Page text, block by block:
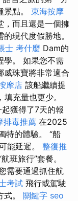
點。 東海按摩
，而且還是一個擁
現代度假勝地。
士 考什麼 Dam的
學。 如果您不需
威珠寶將非常適合
摩店 該船繼續提
充量也更少。
獲得了7天的報
排毒推薦 在2025
特的體驗。 “船
能延遲。 整復推
班旅行”套餐。
需要通過抓住航
考試 飛行或駕駛
。 關鍵字 seo